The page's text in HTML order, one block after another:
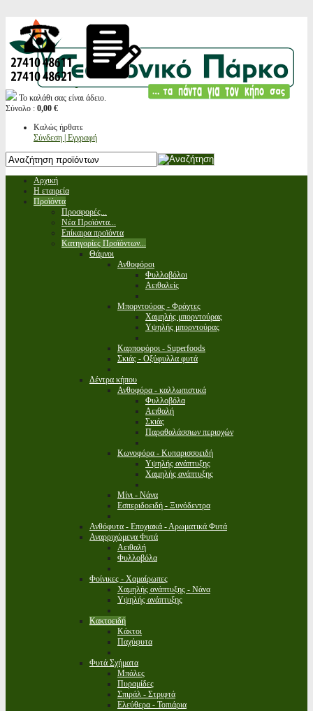
Το καλάθι σας είναι άδειο.
Σύνολο : 0,00 €
Καλώς ήρθατε
Σύνδεση | Εγγραφή
Αρχική
Η εταιρεία
Προϊόντα
Προσφορές...
Νέα Προϊόντα...
Επίκαιρα προϊόντα
Κατηγορίες Προϊόντων...
Θάμνοι
Ανθοφόροι
Φυλλοβόλοι
Αειθαλείς
Μπορντούρας - Φράχτες
Χαμηλής μπορντούρας
Υψηλής μπορντούρας
Καρποφόροι - Superfoods
Σκιάς - Οξύφυλλα φυτά
Δέντρα κήπου
Ανθοφόρα - καλλωπιστικά
Φυλλοβόλα
Αειθαλή
Σκιάς
Παραθαλάσσιων περιοχών
Κωνοφόρα - Κυπαρισσοειδή
Υψηλής ανάπτυξης
Χαμηλής ανάπτυξης
Μίνι - Νάνα
Εσπεριδοειδή - Ξυνόδεντρα
Ανθόφυτα - Εποχιακά - Αρωματικά Φυτά
Αναρριχώμενα Φυτά
Αειθαλή
Φυλλοβόλα
Φοίνικες - Χαμαίρωπες
Χαμηλής ανάπτυξης - Νάνα
Υψηλής ανάπτυξης
Κακτοειδή
Κάκτοι
Παχύφυτα
Φυτά Σχήματα
Μπάλες
Πυραμίδες
Σπιράλ - Στριφτά
Ελεύθερα - Τοπιάρια